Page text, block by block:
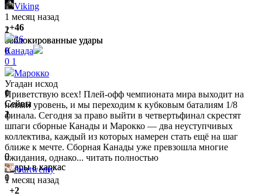
1
Заблокированные удары
0
1
Сейвы
2
0
Удары в каркас
0
2
Заблокированные удары
0
0
Сейвы
1
0
Удары в каркас
1
Viking
1 месяц назад
+46
26
Канада
0 1
Марокко
Угадан исход
Приветствую всех! Плей-офф чемпионата мира выходит на
новый уровень, и мы переходим к кубковым баталиям 1/8
финала. Сегодня за право выйти в четвертьфинал скрестят
шпаги сборные Канады и Марокко — два неуступчивых
коллектива, каждый из которых намерен стать ещё на шаг
ближе к мечте. Сборная Канады уже превзошла многие
ожидания, однако... читать полностью
fourtwenty
1 месяц назад
+2